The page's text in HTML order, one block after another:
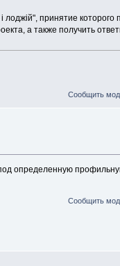
лоджій", принятие которого
а также получить
Сообщить
определенную
Сообщить